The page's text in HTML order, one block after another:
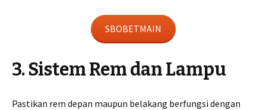
SBOBETMAIN
3. Sistem Rem dan Lampu
Pastikan rem depan maupun belakang berfungsi dengan